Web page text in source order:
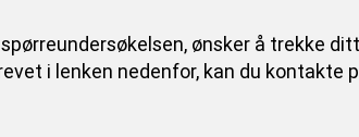
ønsker å trekke
i lenken nedenfor, kan du kontakte